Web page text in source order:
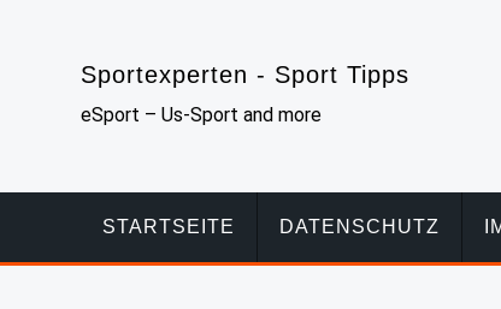
Sportexperten - Sport Tipps
eSport – Us-Sport and more
STARTSEITE DATENSCHUTZ